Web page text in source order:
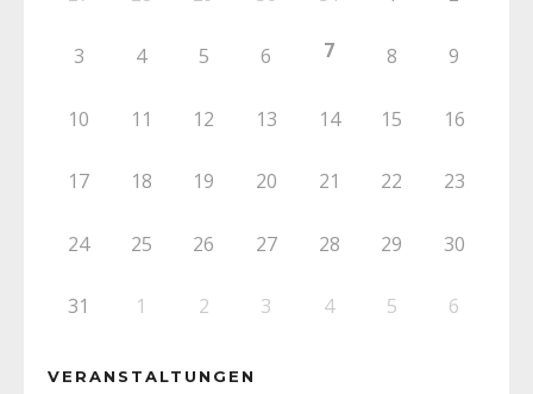
3 4 5 6 7 8 9
10 11 12 13 14 15 16
17 18 19 20 21 22 23
24 25 26 27 28 29 30
31 1 2 3 4 5 6
VERANSTALTUNGEN